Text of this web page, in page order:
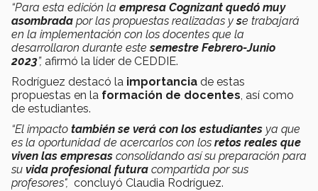
“Para esta edición la empresa Cognizant quedó muy
asombrada por las propuestas realizadas yse trabajará
en la implementación con los docentes que la
desarrollaron durante estesemestre Febrero-Junio
2023”, afirmó la líder de CEDDIE.
Rodríguez destacó la importancia de estas
propuestas en la formación de docentes, así como
de estudiantes.
“El impacto también se verá con los estudiantes ya que
es la oportunidad de acercarlos con los retos reales que
viven las empresas consolidando así su preparación para
su vida profesional futura compartida por sus
profesores", concluyó Claudia Rodríguez.